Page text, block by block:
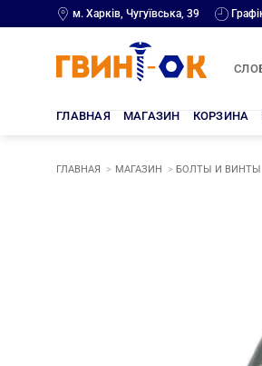
to
м. Харків, Чугуївська, 39
ГЛАВНАЯ МАГАЗИН КОРЗИНА
ГЛАВНАЯ МАГАЗИН БОЛТЫ И ВИНТЫ